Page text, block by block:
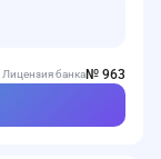
Лицензия банка№ 963